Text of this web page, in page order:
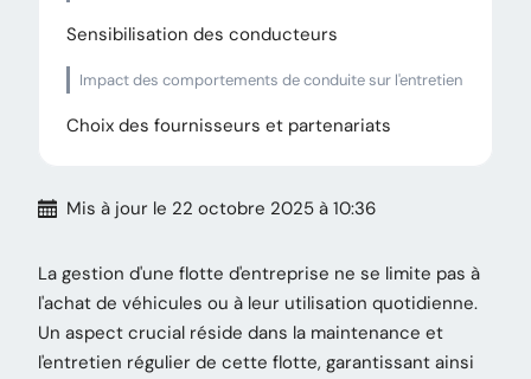
Sensibilisation des conducteurs
Impact des comportements de conduite sur l'entretien
Choix des fournisseurs et partenariats
Mis à jour le 22 octobre 2025 à 10:36
La gestion d'une flotte d'entreprise ne se limite pas à
l'achat de véhicules ou à leur utilisation quotidienne.
Un aspect crucial réside dans la maintenance et
l'entretien régulier de cette flotte, garantissant ainsi